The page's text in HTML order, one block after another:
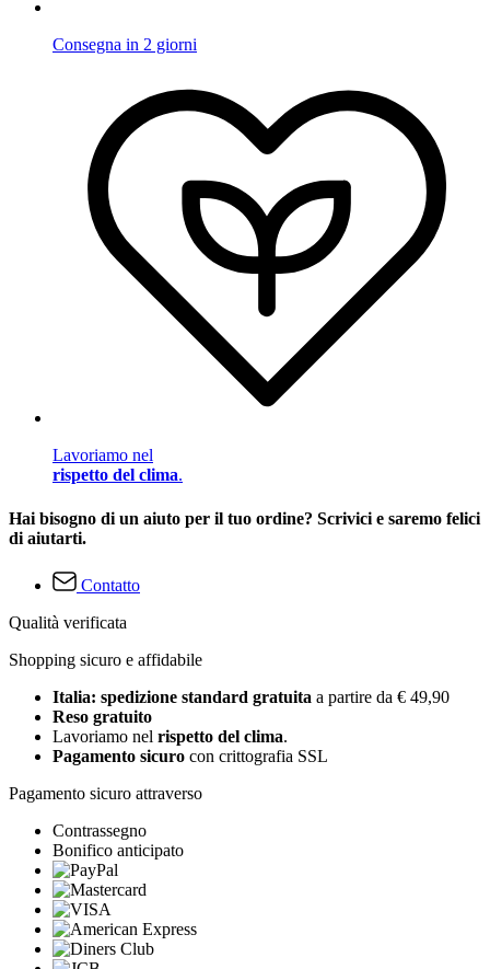
Consegna in 2 giorni
Lavoriamo nel
rispetto del clima.
Hai bisogno di un aiuto per il tuo ordine? Scrivici e saremo felici
di aiutarti.
Contatto
Qualità verificata
Shopping sicuro e affidabile
Italia: spedizione standard gratuita a partire da € 49,90
Reso gratuito
Lavoriamo nel rispetto del clima.
Pagamento sicuro con crittografia SSL
Pagamento sicuro attraverso
Contrassegno
Bonifico anticipato